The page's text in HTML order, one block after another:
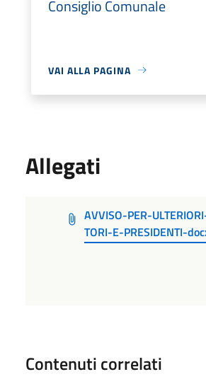
Consiglio Comunale
VAI ALLA PAGINA
Allegati
AVVISO-PER-
TORI-E-PRESIDENTI-
Contenuti correlati